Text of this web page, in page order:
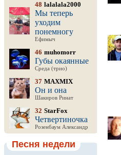
48 lalalala2000
Мы теперь
уходим
понемногу
Ефимыч
46 muhomorr
Губы окаянные
Среда (трио)
37 MAXMIX
Он и она
Шакиров Ринат
32 StarFox
Четвертиночка
Розенбаум Александр
Песня недели